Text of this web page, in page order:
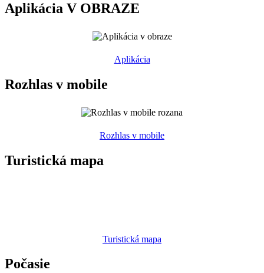
Aplikácia V OBRAZE
Aplikácia
Rozhlas v mobile
Rozhlas v mobile
Turistická mapa
Turistická mapa
Počasie